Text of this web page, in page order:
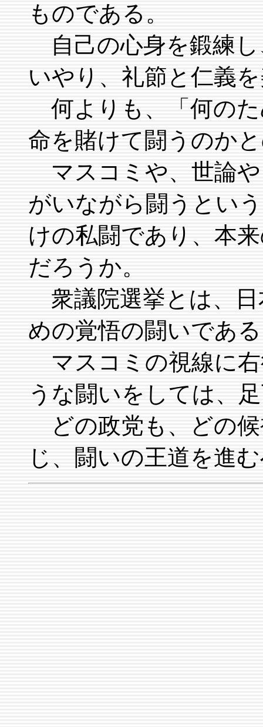
ものである。
自己の心身を鍛練し
いやり、礼節と仁義
何よりも、「何の
命を賭けて闘うのか
マスコミや、世論
がいながら闘うとい
けの私闘であり、本
だろうか。
衆議院選挙とは、
めの覚悟の闘いであ
マスコミの視線に
うな闘いをしては、
どの政党も、どの
じ、闘いの王道を進